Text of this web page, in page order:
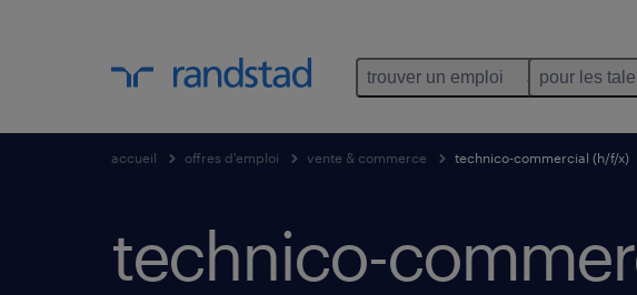
trouver un emploi pour les
accueil offres d'emploi vente & commerce technico-commercial (h/f/x)
technico-